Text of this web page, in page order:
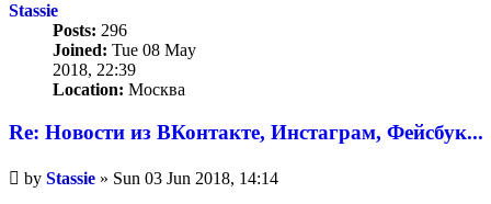
Stassie
Posts: 296
Joined: Tue 08 May
2018, 22:39
Location: Москва
Re: Новости из ВКонтакте, Инстаграм, Фейсбук...
Unread
post
by Stassie » Sun 03 Jun 2018, 14:14